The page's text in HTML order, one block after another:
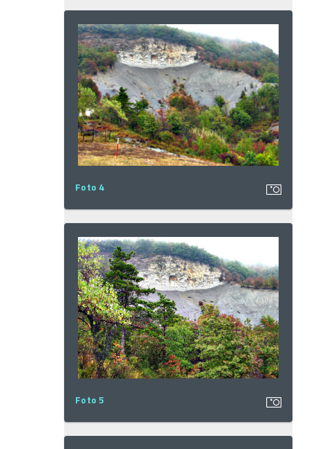
Foto 4
Foto 5